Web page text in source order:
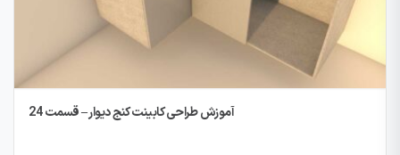
آموزش طراحی کابینت کنج دیوار – قسمت 24